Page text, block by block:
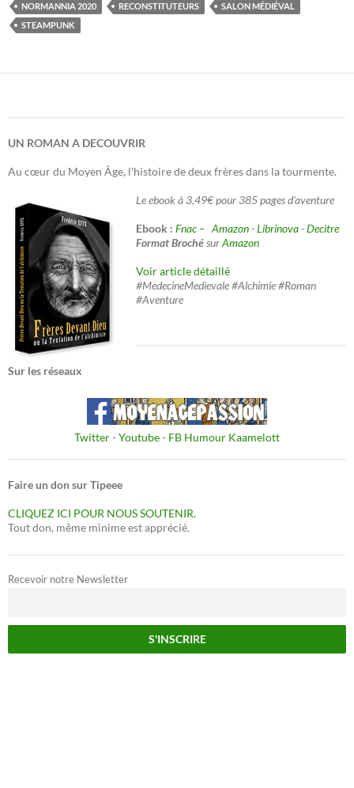
NORMANNIA 2020
RECONSTITUTEURS
SALON MÉDIÉVAL
STEAMPUNK
UN ROMAN A DECOUVRIR
Au cœur du Moyen Âge, l'histoire de deux frères dans la tourmente.
Le ebook à 3,49€ pour 385 pages d'aventure
Ebook : Fnac – Amazon-Librinova-Decitre
Format BrochésurAmazon
Voir article détaillé
#MedecineMedievale #Alchimie #Roman
#Aventure
Sur les réseaux
Twitter- Youtube- FB Humour Kaamelott
Faire un don sur Tipeee
CLIQUEZ ICI POUR NOUS SOUTENIR.
Tout don, même minime est apprécié.
Recevoir notre Newsletter